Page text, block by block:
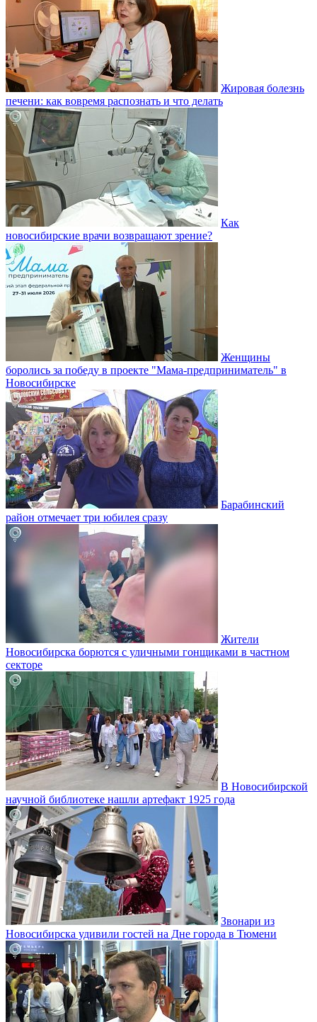
Жировая болезнь
печени: как вовремя распознать и что делать
Как
новосибирские врачи возвращают зрение?
Женщины
боролись за победу в проекте "Мама-предприниматель" в
Новосибирске
Барабинский
район отмечает три юбилея сразу
Жители
Новосибирска борются с уличными гонщиками в частном
секторе
В Новосибирской
научной библиотеке нашли артефакт 1925 года
Звонари из
Новосибирска удивили гостей на Дне города в Тюмени